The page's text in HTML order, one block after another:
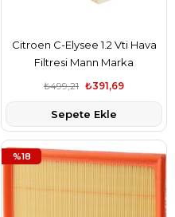
Citroen C-Elysee 1.2 Vti Hava
Filtresi Mann Marka
9674725580
₺391,69
₺499,21
Sepete Ekle
%18